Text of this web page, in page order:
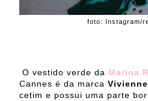
foto: Instagram/
O vestido verde da Marina
Cannes é da marca
cetim e possui uma parte